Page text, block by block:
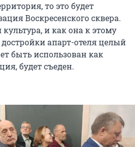
то это будет
Воскресенского сквера.
и как она к этому
достройки апарт-отеля целый
быть использован как
будет съеден.